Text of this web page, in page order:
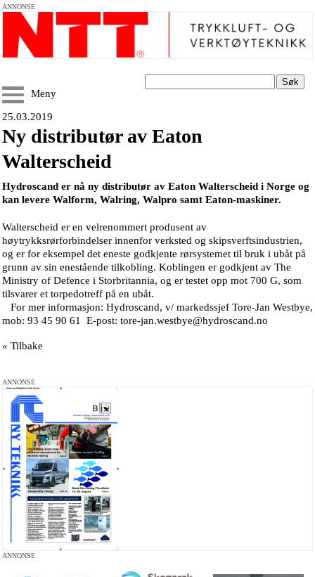
ANNONSE
Søk
Meny
25.03.2019
Ny distributør av Eaton
Walterscheid
Hydroscand er nå ny distributør av Eaton Walterscheid i Norge og
kan levere Walform, Walring, Walpro samt Eaton-maskiner.
Walterscheid er en velrenommert produsent av
høytrykksrørforbindelser innenfor verksted og skipsverftsindustrien,
og er for eksempel det eneste godkjente rørsystemet til bruk i ubåt på
grunn av sin enestående tilkobling. Koblingen er godkjent av The
Ministry of Defence i Storbritannia, og er testet opp mot 700 G, som
tilsvarer et torpedotreff på en ubåt.
For mer informasjon: Hydroscand, v/ markedssjef Tore-Jan Westbye,
mob: 93 45 90 61 E-post: tore-jan.westbye@hydroscand.no
« Tilbake
ANNONSE
ANNONSE